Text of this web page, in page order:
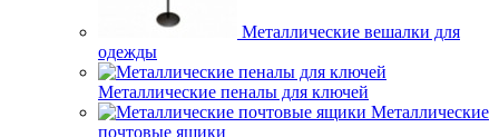
Металлические вешалки для
одежды
Металлические пеналы для ключей
Металлические
почтовые ящики